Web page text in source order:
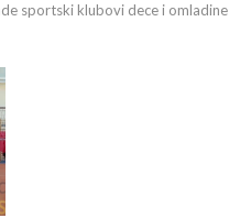
sportski klubovi dece i omladine